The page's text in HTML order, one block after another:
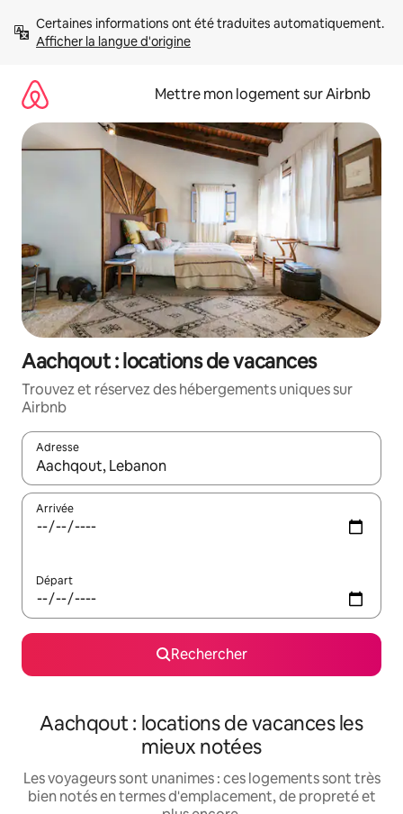
directement
Afficher la langue d'origine
Mettre mon logement sur Airbnb
Aachqout : locations de vacances
Trouvez et réservez des hébergements uniques sur
Airbnb
Adresse
Lorsque les résultats s'affichent, utilisez les flèches vers le
Arrivée
Départ
Rechercher
Aachqout : locations de vacances les
mieux notées
Les voyageurs sont unanimes : ces logements sont très
bien notés en termes d'emplacement, de propreté et